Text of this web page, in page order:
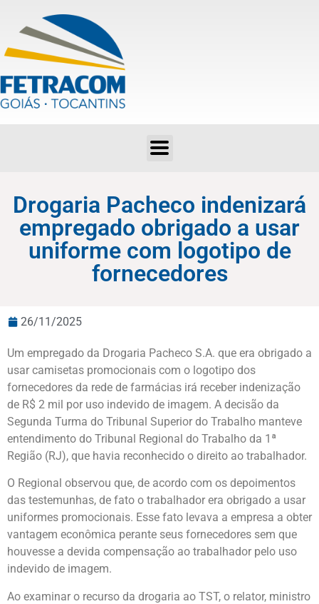
Drogaria Pacheco indenizará
empregado obrigado a usar
uniforme com logotipo de
fornecedores
26/11/2025
Um empregado da Drogaria Pacheco S.A. que era obrigado a
usar camisetas promocionais com o logotipo dos
fornecedores da rede de farmácias irá receber indenização
de R$ 2 mil por uso indevido de imagem. A decisão da
Segunda Turma do Tribunal Superior do Trabalho manteve
entendimento do Tribunal Regional do Trabalho da 1ª
Região (RJ), que havia reconhecido o direito ao trabalhador.
O Regional observou que, de acordo com os depoimentos
das testemunhas, de fato o trabalhador era obrigado a usar
uniformes promocionais. Esse fato levava a empresa a obter
vantagem econômica perante seus fornecedores sem que
houvesse a devida compensação ao trabalhador pelo uso
indevido de imagem.
Ao examinar o recurso da drogaria ao TST, o relator, ministro